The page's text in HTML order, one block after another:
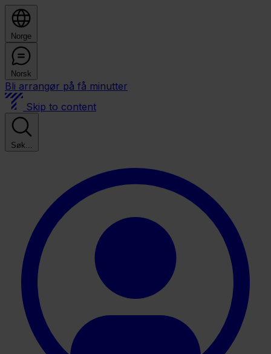
Norge
Norsk
Bli arrangør på få minutter
Skip to content
Søk...